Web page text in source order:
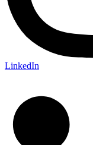
LinkedIn